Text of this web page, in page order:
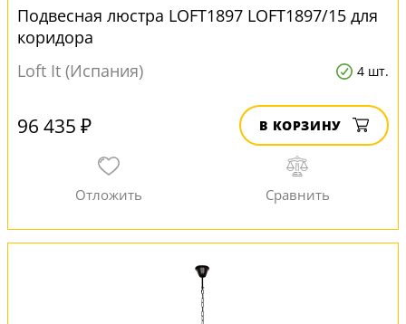
Подвесная люстра LOFT1897 LOFT1897/15 для
коридора
Loft It (Испания)
4 шт.
96 435 ₽ В КОРЗИНУ